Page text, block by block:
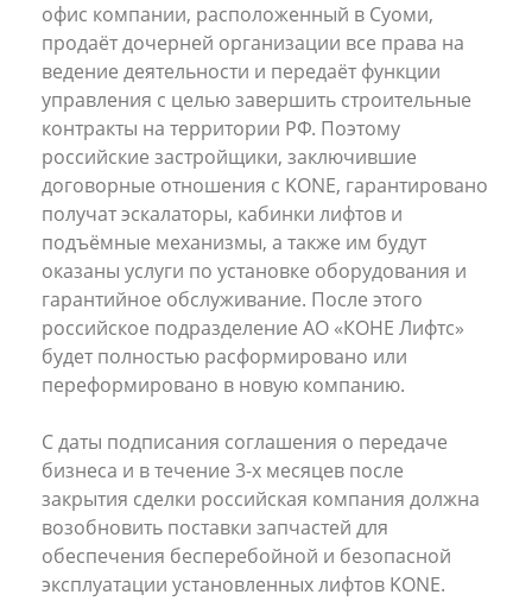
офис компании, расположенный в Суоми,
продаёт дочерней организации все права на
ведение деятельности и передаёт функции
управления с целью завершить строительные
контракты на территории РФ. Поэтому
российские застройщики, заключившие
договорные отношения с KONE, гарантировано
получат эскалаторы, кабинки лифтов и
подъёмные механизмы, а также им будут
оказаны услуги по установке оборудования и
гарантийное обслуживание. После этого
российское подразделение АО «КОНЕ Лифтс»
будет полностью расформировано или
переформировано в новую компанию.
С даты подписания соглашения о передаче
бизнеса и в течение 3-х месяцев после
закрытия сделки российская компания должна
возобновить поставки запчастей для
обеспечения бесперебойной и безопасной
эксплуатации установленных лифтов KONE.